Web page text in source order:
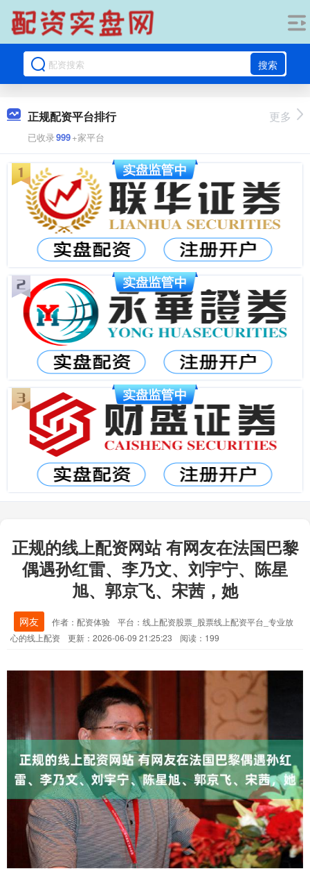
搜索
正规配资平台排行
已收录999+家平台
更多
正规的线上配资网站 有网友在法国巴黎
偶遇孙红雷、李乃文、刘宇宁、陈星
旭、郭京飞、宋茜，她
网友 作者：配资体验
平台：线上配资股票_股票线上配资平台_专业放
心的线上配资
更新：2026-06-09 21:25:23 阅读：199